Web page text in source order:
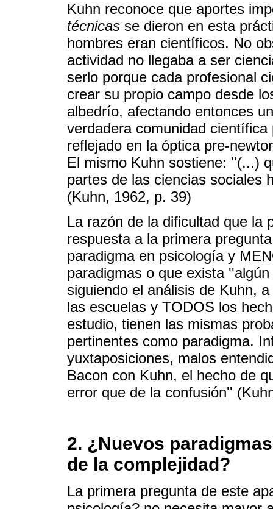
Kuhn reconoce que aportes
técnicas se dieron en esta
hombres eran científicos. No
actividad no llegaba a ser
serlo porque cada profesional
crear su propio campo desde
albedrío, afectando entonces
verdadera comunidad
reflejado en la óptica pre-
El mismo Kuhn sostiene: ''(...)
partes de las ciencias sociales
(Kuhn, 1962, p. 39)
La razón de la dificultad que la
respuesta a la primera
paradigma en psicología y
paradigmas o que exista
siguiendo el análisis de Kuhn,
las escuelas y TODOS los
estudio, tienen las mismas
pertinentes como paradigma.
yuxtaposiciones, malos
Bacon con Kuhn, el hecho de
error que de la confusión''
2. ¿Nuevos
de la complejidad?
La primera pregunta de este